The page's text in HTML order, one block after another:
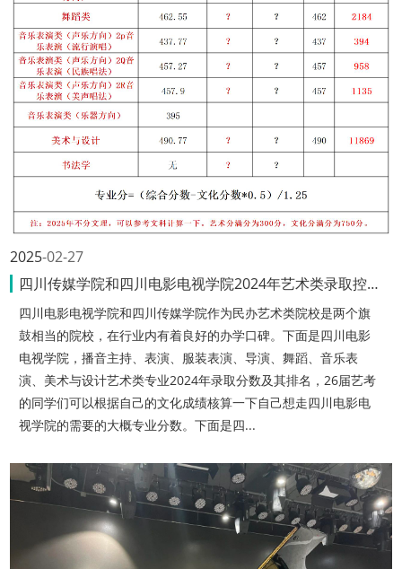
02-27
2025
四川传媒学院和四川电影电视学院2024年艺术类录取控制分数线对比
四川电影电视学院和四川传媒学院作为民办艺术类院校是两个旗
鼓相当的院校，在行业内有着良好的办学口碑。下面是四川电影
电视学院，播音主持、表演、服装表演、导演、舞蹈、音乐表
演、美术与设计艺术类专业2024年录取分数及其排名，26届艺考
的同学们可以根据自己的文化成绩核算一下自己想走四川电影电
视学院的需要的大概专业分数。下面是四...